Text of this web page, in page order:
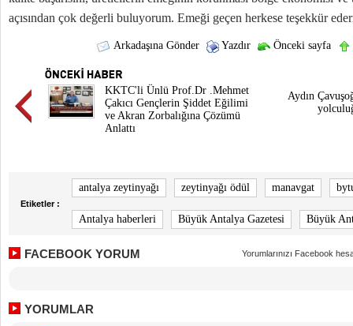
açısından çok değerli buluyorum. Emeği geçen herkese teşekkür
Arkadaşına Gönder Yazdır Önceki sayfa
KKTC'li Ünlü Prof.Dr .Mehmet
Çakıcı Gençlerin Şiddet Eğilimi
ve Akran Zorbalığına Çözümü
Anlattı
Aydın
Etiketler :
antalya zeytinyağı zeytinyağı ödül manavgat
Antalya haberleri Büyük Antalya Gazetesi Büyük
FACEBOOK YORUM Yorumlarınızı Facebook
YORUMLAR